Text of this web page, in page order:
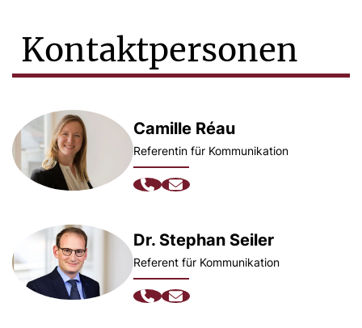
Kontaktpersonen
Camille Réau
Referentin für Kommunikation
Dr. Stephan Seiler
Referent für Kommunikation